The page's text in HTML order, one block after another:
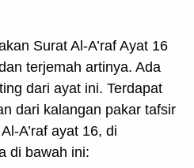
Surat Al-A’raf Ayat 16
terjemah artinya. Ada
dari ayat ini. Terdapat
dari kalangan pakar tafsir
A’raf ayat 16, di
di bawah ini: